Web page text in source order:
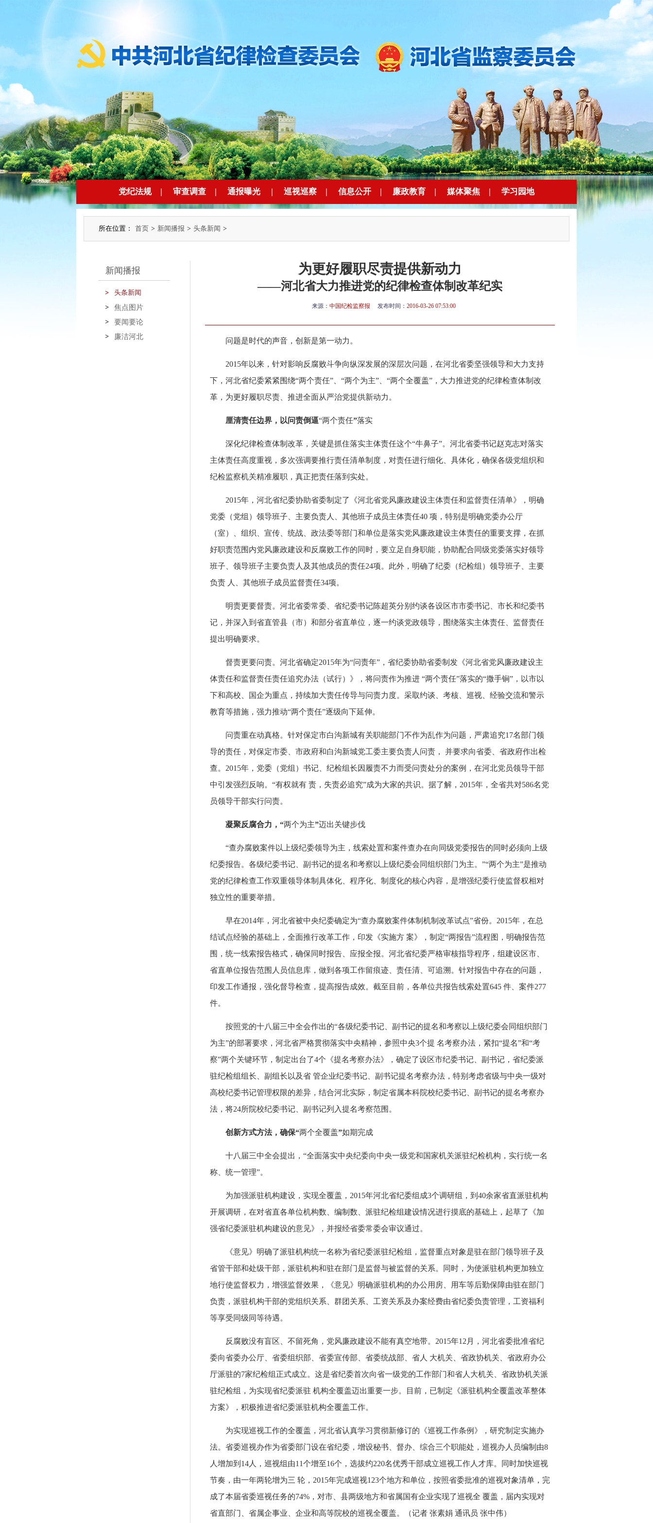
党纪法规 | 审查调查 | 通报曝光 | 巡视巡察 | 信息公开 | 廉政教育 | 媒体聚焦 | 学习园地
所在位置： 首页 > 新闻播报 > 头条新闻 >
新闻播报
头条新闻
焦点图片
要闻要论
廉洁河北
为更好履职尽责提供新动力
——河北省大力推进党的纪律检查体制改革纪实
来源： 中国纪检监察报 发布时间： 2016-03-26 07:53:00
问题是时代的声音，创新是第一动力。
2015年以来，针对影响反腐败斗争向纵深发展的深层次问题，在河北省委坚强领导和大力支持
下，河北省纪委紧紧围绕“两个责任” “两个为主” “两个全覆盖” ，大力推进党的纪律检查体制改
革，为更好履职尽责、推进全面从严治党提供新动力。
厘清责任边界，以问责倒逼“两个责任”落实
深化纪律检查体制改革，关键是抓住落实主体责任这个“牛鼻子”。河北省委书记赵克志对落实
主体责任高度重视，多次强调要推行责任清单制度，对责任进行细化、具体化，确保各级党组织和
纪检监察机关精准履职，真正把责任落到实处。
2015年，河北省纪委协助省委制定了《河北省党风廉政建设主体责任和监督责任清单》，明确
党委（党组）领导班子、主要负责人、其他班子成员主体责任40 项，特别是明确党委办公厅
（室）、组织、宣传、统战、政法委等部门和单位是落实党风廉政建设主体责任的重要支撑，在抓
好职责范围内党风廉政建设和反腐败工作的同时，要立足自身职能，协助配合同级党委落实好领导
班子、领导班子主要负责人及其他成员的责任24项。此外，明确了纪委（纪检组）领导班子、主要
负责 人、其他班子成员监督责任34项。
明责更要督责。河北省委常委、省纪委书记陈超英分别约谈各设区市市委书记、市长和纪委书
记，并深入到省直管县（市）和部分省直单位，逐一约谈党政领导，围绕落实主体责任、监督责任
提出明确要求。
督责更要问责。河北省确定2015年为“问责年” ，省纪委协助省委制发《河北省党风廉政建设主
体责任和监督责任责任追究办法（试行）》，将问责作为推进 “两个责任”落实的“撒手锏” ，以市以
下和高校、国企为重点，持续加大责任传导与问责力度。采取约谈、考核、巡视、经验交流和警示
教育等措施，强力推动“两个责任”逐级向下延伸。
问责重在动真格。针对保定市白沟新城有关职能部门不作为乱作为问题，严肃追究17名部门领
导的责任，对保定市委、市政府和白沟新城党工委主要负责人问责， 并要求向省委、省政府作出检
查。 2015年，党委（党组）书记、纪检组长因履责不力而受问责处分的案例，在河北党员领导干部
中引发强烈反响。 “有权就有 责，失责必追究”成为大家的共识。据了解， 2015年，全省共对586名党
员领导干部实行问责。
凝聚反腐合力，“两个为主”迈出关键步伐
“查办腐败案件以上级纪委领导为主，线索处置和案件查办在向同级党委报告的同时必须向上级
纪委报告。各级纪委书记、副书记的提名和考察以上级纪委会同组织部门为主。 ”“两个为主”是推动
党的纪律检查工作双重领导体制具体化、程序化、制度化的核心内容，是增强纪委行使监督权相对
独立性的重要举措。
早在2014年，河北省被中央纪委确定为“查办腐败案件体制机制改革试点”省份。 2015年，在总
结试点经验的基础上，全面推行改革工作，印发《实施方 案》，制定“两报告”流程图，明确报告范
围，统一线索报告格式，确保同时报告、应报全报。河北省纪委严格审核指导程序，组建设区市、
省直单位报告范围人员信息库，做到各项工作留痕迹、责任清、可追溯。针对报告中存在的问题，
印发工作通报，强化督导检查，提高报告成效。截至目前，各单位共报告线索处置645 件、案件277
件。
按照党的十八届三中全会作出的“各级纪委书记、副书记的提名和考察以上级纪委会同组织部门
为主”的部署要求，河北省严格贯彻落实中央精神，参照中央3个提 名考察办法，紧扣“提名”和“考
察”两个关键环节，制定出台了4个《提名考察办法》，确定了设区市纪委书记、副书记，省纪委派
驻纪检组组长、副组长以及省 管企业纪委书记、副书记提名考察办法，特别考虑省级与中央一级对
高校纪委书记管理权限的差异，结合河北实际，制定省属本科院校纪委书记、副书记的提名考察办
法，将24所院校纪委书记、副书记列入提名考察范围。
创新方式方法，确保“两个全覆盖”如期完成
十八届三中全会提出， “全面落实中央纪委向中央一级党和国家机关派驻纪检机构，实行统一名
称、统一管理”。
为加强派驻机构建设，实现全覆盖， 2015年河北省纪委组成3个调研组，到 40余家省直派驻机构
开展调研，在对省直各单位机构数、编制数、派驻纪检组建设情况进行摸底的基础上，起草了《加
强省纪委派驻机构建设的意见》，并报经省委常委会审议通过。
《意见》明确了派驻机构统一名称为省纪委派驻纪检组，监督重点对象是驻在部门领导班子及
省管干部和处级干部，派驻机构和驻在部门是监督与被监督的关系。同 时，为使派驻机构更加独立
地行使监督权力，增强监督效果，《意见》明确派驻机构的办公用房、用车等后勤保障由驻在部门
负责，派驻机构干部的党组织关系、群团关系、工资关系及办案经费由省纪委负责管理，工资福利
等享受同级同等待遇。
反腐败没有盲区、不留死角，党风廉政建设不能有真空地带。 2015年12 月，河北省委批准省纪
委向省委办公厅、省委组织部、省委宣传部、省委统战部、省人 大机关、省政协机关、省政府办公
厅派驻的7家纪检组正式成立。这是省纪委首次向省一级党的工作部门和省人大机关、省政协机关派
驻纪检组，为实现省纪委派驻 机构全覆盖迈出重要一步。目前，已制定《派驻机构全覆盖改革整体
方案》，积极推进省纪委派驻机构全覆盖工作。
为实现巡视工作的全覆盖，河北省认真学习贯彻新修订的《巡视工作条例》，研究制定实施办
法。省委巡视办作为省委部门设在省纪委，增设秘书、督办、综合三个职能处，巡视办人员编制由8
人增加到 14 人，巡视组由11个增至16个，选拔约220名优秀干部成立巡视工作人才库。同时加快巡视
节奏，由一年两轮增为三 轮， 2015年完成巡视123个地方和单位，按照省委批准的巡视对象清单，完
成了本届省委巡视任务的74% ，对市、县两级地方和省属国有企业实现了巡视全 覆盖，届内实现对
省直部门、省属企事业、企业和高等院校的巡视全覆盖。（记者 张素娟 通讯员 张中伟）